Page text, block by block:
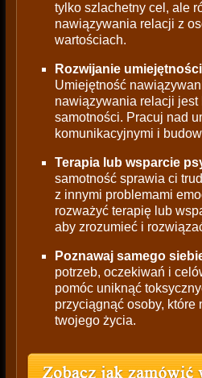
tylko szlachetny cel, ale
nawiązywania relacji z
wartościach.
Rozwijanie
Umiejętność
nawiązywania relacji
samotności. Pracuj nad
komunikacyjnymi i
Terapia lub wsparcie
samotność sprawia ci
z innymi problemami
rozważyć terapię lub
aby zrozumieć i
Poznawaj samego
potrzeb, oczekiwań i
pomóc uniknąć
przyciągnąć osoby, które
twojego życia.